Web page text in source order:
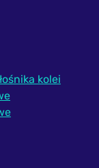
kolei